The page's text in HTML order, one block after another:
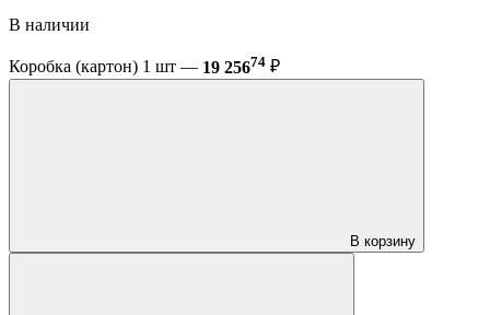
В наличии
Коробка (картон) 1 шт — 19 25674 ₽
В корзину